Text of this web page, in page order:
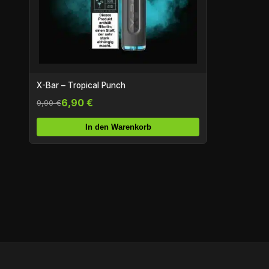
X-Bar – Tropical Punch
9,90 €6,90 €
In den Warenkorb